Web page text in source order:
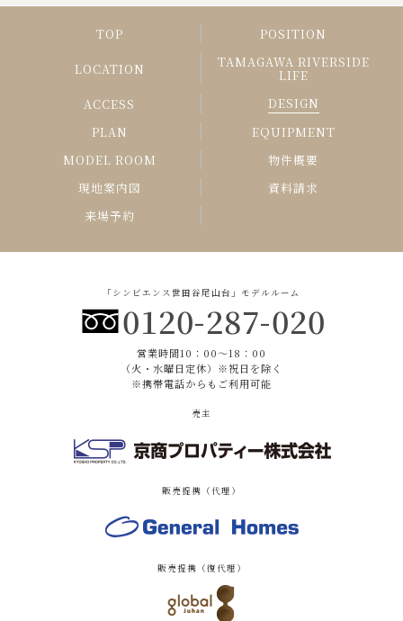
TOP POSITION
LOCATION TAMAGAWA RIVERSIDE
LIFE
ACCESS
DESIGN
PLAN
EQUIPMENT
MODEL ROOM
物件概要
現地案内図
資料請求
来場予約
「シンビエンス世田谷尾山台」モデルルーム
0120-287-020
営業時間10：00〜18：00
（火・水曜日定休）※祝日を除く
※携帯電話からもご利用可能
売主
販売提携（代理）
販売提携（復代理）